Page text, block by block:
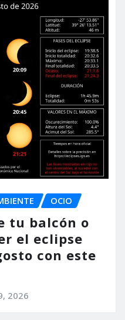
OCIO
tu balcón o
el eclipse
con este
2026